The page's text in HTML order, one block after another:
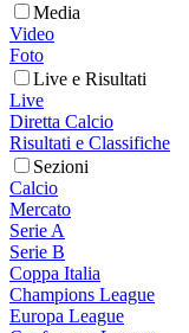
Media
Video
Foto
Live e Risultati
Live
Diretta Calcio
Risultati e Classifiche
Sezioni
Calcio
Mercato
Serie A
Serie B
Coppa Italia
Champions League
Europa League